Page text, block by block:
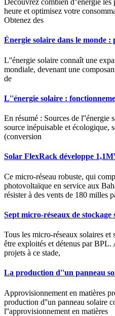
Découvrez combien d''énergie
heure et optimisez votre
Obtenez des
Énergie solaire dans le monde
L''énergie solaire connaît une
mondiale, devenant une
de
L''énergie solaire :
En résumé : Sources de l''énergie
source inépuisable et écologique,
(conversion
Solar FlexRack développe
Ce micro-réseau robuste, qui
photovoltaïque en service aux
résister à des vents de 180 milles
Sept micro-réseaux de
Tous les micro-réseaux solaires et
être exploités et détenus par
projets à ce stade,
La production d''un panneau
Approvisionnement en matières
production d''un panneau solaire
l''approvisionnement en matières